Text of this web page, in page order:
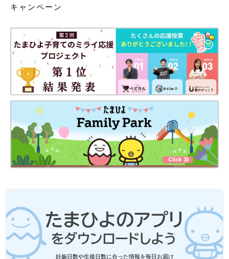
て、安定感も増します。「ファイルボックス」の「スタンダード
す。
ポリプロピレンファイルボックス・スタンダードタイプ・ワイ
ド・１／２
おもちゃも絵本も無印良品でスッキリ収
納！子育て世代で話題の「スタッキング
シェルフ」カスタマイズ例
悩める子育て世代の収納事情を助けてくれる
「無印良品のスタッキングシェルフ」を使った
収納アイディアをインスタから集めてみまし
た！使う物も場所も次々と変わっていくのに大
きな家具は簡単に買い替えられないし...とお悩
みのママ必見です！
リビングや寝室などの家の中はもちろん、お出かけや帰省にもこ
れさえあれば準備の手間が省けそう。計算し尽くされたデザイン
の無印良品だからこそ、このようなカスタムがアイデア次第で無
＜掲載協力＞
無印良品
※記事内容でご紹介している投稿、リンク先は、削除される場合
キャンペーン
妊娠日数や生後日数に合った情報を毎日お届け